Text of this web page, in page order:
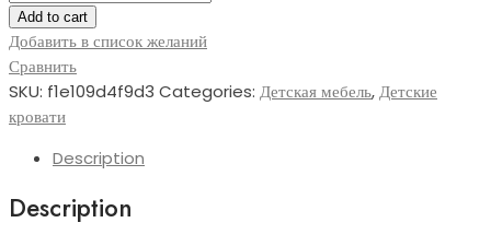
12.3
(МК
64)
quantity
Add to cart
Добавить в список желаний
Сравнить
SKU: f1e109d4f9d3 Categories: Детская мебель,Детские
кровати
Description
Description